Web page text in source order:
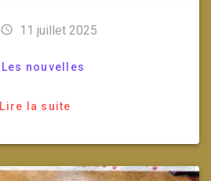
11 juillet 2025
Les nouvelles
Lire la suite